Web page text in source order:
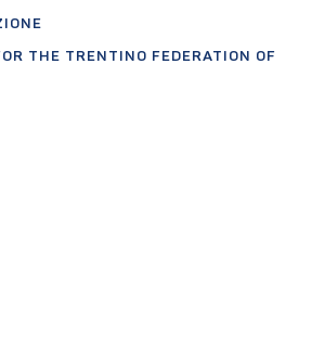
THE TRENTINO FEDERATION OF